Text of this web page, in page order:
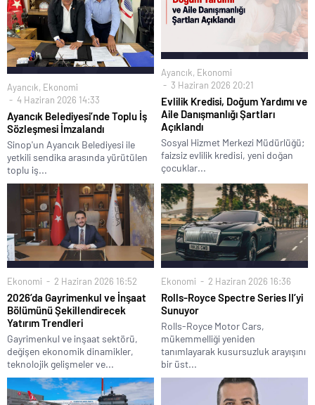
Ayancık, Ekonomi
4 Haziran 2026 14:33
Ayancık Belediyesi’nde Toplu İş
Sözleşmesi İmzalandı
Sinop'un Ayancık Belediyesi ile
yetkili sendika arasında yürütülen
toplu iş...
Ayancık, Ekonomi
3 Haziran 2026 20:21
Evlilik Kredisi, Doğum Yardımı ve
Aile Danışmanlığı Şartları
Açıklandı
Sosyal Hizmet Merkezi Müdürlüğü;
faizsiz evlilik kredisi, yeni doğan
çocuklar...
Ekonomi 2 Haziran 2026 16:52
2026’da Gayrimenkul ve İnşaat
Bölümünü Şekillendirecek
Yatırım Trendleri
Gayrimenkul ve inşaat sektörü,
değişen ekonomik dinamikler,
teknolojik gelişmeler ve...
Ekonomi 2 Haziran 2026 16:36
Rolls-Royce Spectre Series II’yi
Sunuyor
Rolls-Royce Motor Cars,
mükemmelliği yeniden
tanımlayarak kusursuzluk arayışını
bir üst...